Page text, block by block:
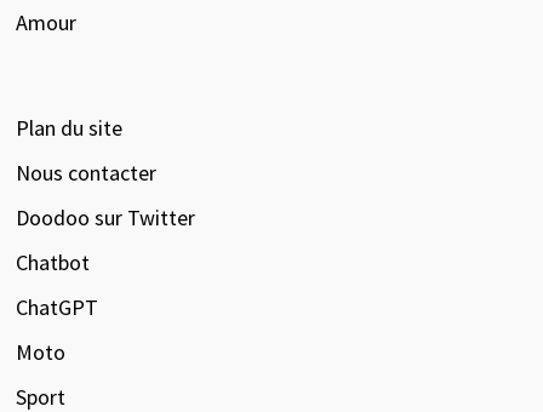
Amour
Plan du site
Nous contacter
Doodoo sur Twitter
Chatbot
ChatGPT
Moto
Sport